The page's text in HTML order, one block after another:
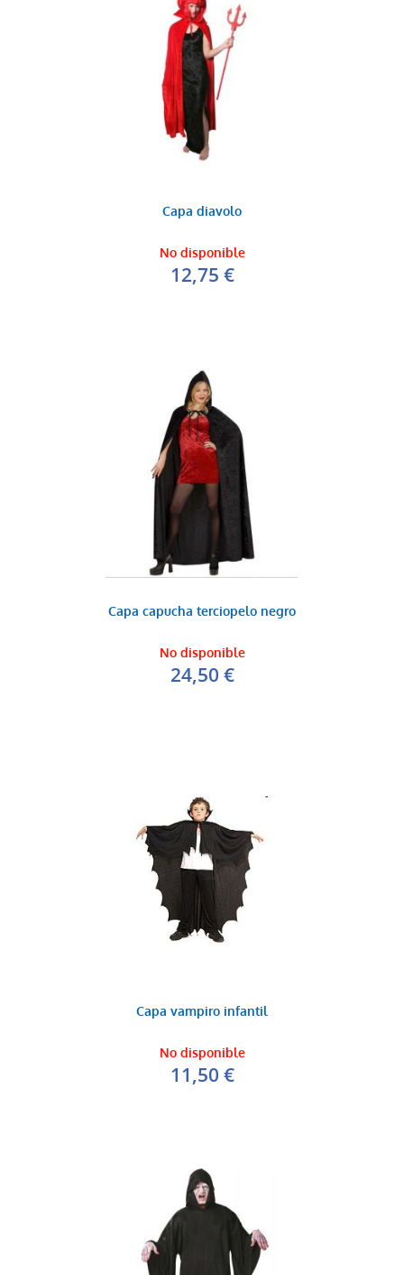
Capa diavolo
No disponible
12,75 €
Capa capucha terciopelo negro
No disponible
24,50 €
Capa vampiro infantil
No disponible
11,50 €